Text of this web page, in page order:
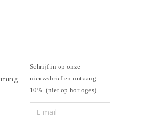
Schrijf in op onze
nieuwsbrief en ontvang
10%. (niet op horloges)